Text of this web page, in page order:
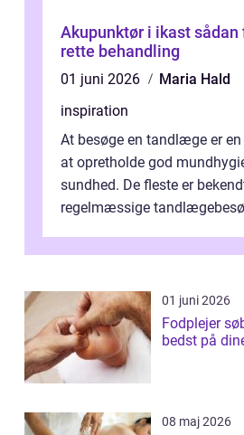
Akupunktør i ikast sådan finder du den
rette behandling
01 juni 2026
Maria Hald
inspiration
At besøge en tandlæge er
at opretholde god
sundhed. De fleste er
regelmæssige
01 juni 2026
Fodplejer søborg sådan
bedst på
08 maj 2026